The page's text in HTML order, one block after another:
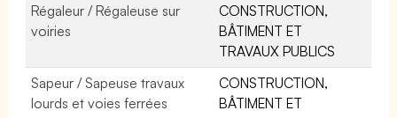
Régaleur / Régaleuse sur
voiries
CONSTRUCTION,
BÂTIMENT ET
TRAVAUX PUBLICS
Sapeur / Sapeuse travaux
lourds et voies ferrées
CONSTRUCTION,
BÂTIMENT ET